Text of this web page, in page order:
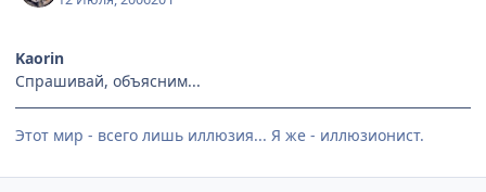
Kaorin
Спрашивай, объясним...
Этот мир - всего лишь иллюзия... Я же - иллюзионист.